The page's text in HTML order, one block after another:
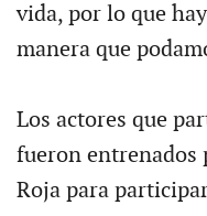
vida, por lo que
manera que
Los actores que
fueron entrenados
Roja para